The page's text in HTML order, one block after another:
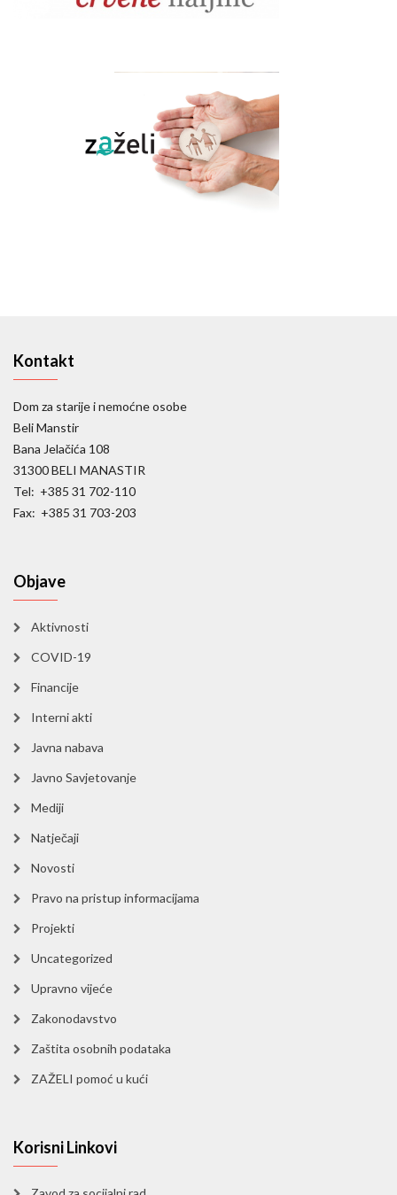
Kontakt
Dom za starije i nemoćne osobe
Beli Manstir
Bana Jelačića 108
31300 BELI MANASTIR
Tel: +385 31 702-110
Fax: +385 31 703-203
Objave
Aktivnosti
COVID-19
Financije
Interni akti
Javna nabava
Javno Savjetovanje
Mediji
Natječaji
Novosti
Pravo na pristup informacijama
Projekti
Uncategorized
Upravno vijeće
Zakonodavstvo
Zaštita osobnih podataka
ZAŽELI pomoć u kući
Korisni Linkovi